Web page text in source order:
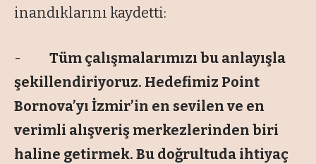
inandıklarını kaydetti:
- Tüm çalışmalarımızı bu anlayışla
şekillendiriyoruz. Hedefimiz Point
Bornova’yı İzmir’in en sevilen ve en
verimli alışveriş merkezlerinden biri
haline getirmek. Bu doğrultuda ihtiyaç